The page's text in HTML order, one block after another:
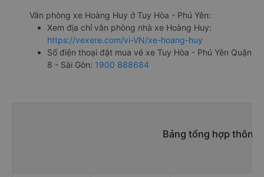
Văn phòng xe Hoàng Huy ở Tuy Hòa - Phú Yên:
Xem địa chỉ văn phòng nhà xe Hoàng Huy:
https://vexere.com/vi-VN/xe-hoang-huy
Số điện thoại đặt mua vé xe Tuy Hòa - Phú Yên Quận
8 - Sài Gòn: 1900 888684
Bảng tổng hợp thông